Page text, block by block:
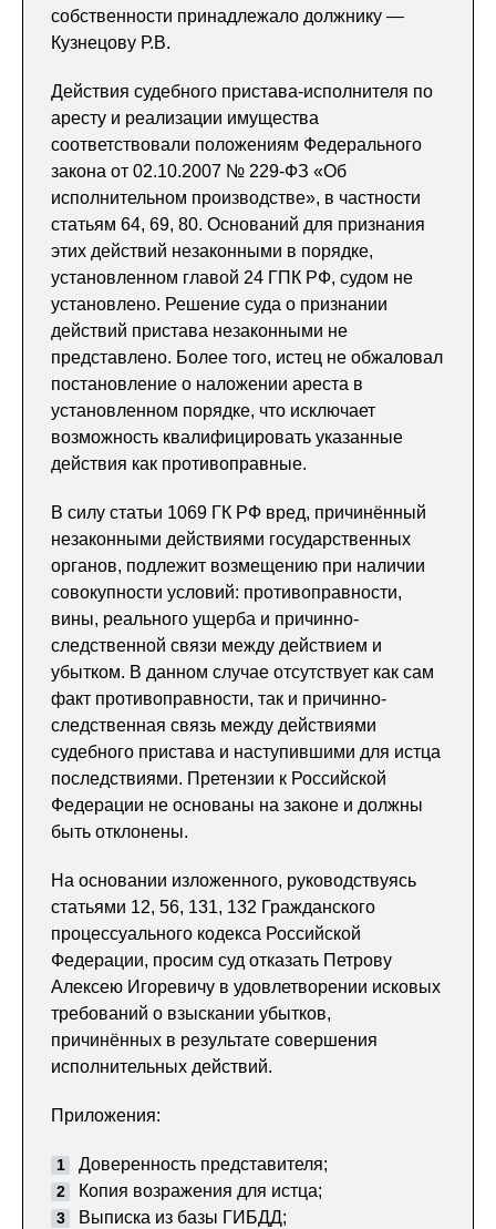
собственности принадлежало должнику —
Кузнецову Р.В.
Действия судебного пристава-исполнителя по
аресту и реализации имущества
соответствовали положениям Федерального
закона от 02.10.2007 № 229-ФЗ «Об
исполнительном производстве», в частности
статьям 64, 69, 80. Оснований для признания
этих действий незаконными в порядке,
установленном главой 24 ГПК РФ, судом не
установлено. Решение суда о признании
действий пристава незаконными не
представлено. Более того, истец не обжаловал
постановление о наложении ареста в
установленном порядке, что исключает
возможность квалифицировать указанные
действия как противоправные.
В силу статьи 1069 ГК РФ вред, причинённый
незаконными действиями государственных
органов, подлежит возмещению при наличии
совокупности условий: противоправности,
вины, реального ущерба и причинно-
следственной связи между действием и
убытком. В данном случае отсутствует как сам
факт противоправности, так и причинно-
следственная связь между действиями
судебного пристава и наступившими для истца
последствиями. Претензии к Российской
Федерации не основаны на законе и должны
быть отклонены.
На основании изложенного, руководствуясь
статьями 12, 56, 131, 132 Гражданского
процессуального кодекса Российской
Федерации, просим суд отказать Петрову
Алексею Игоревичу в удовлетворении исковых
требований о взыскании убытков,
причинённых в результате совершения
исполнительных действий.
Приложения:
Доверенность представителя;
Копия возражения для истца;
Выписка из базы ГИБДД;